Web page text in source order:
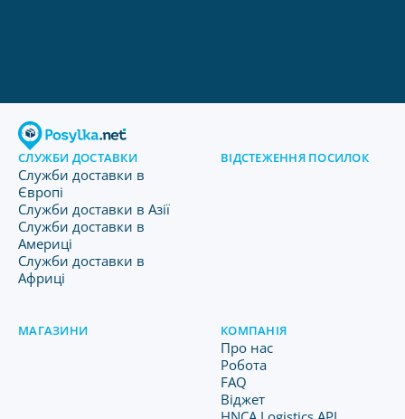
СЛУЖБИ ДОСТАВКИ
Служби доставки в
Європі
Служби доставки в Азії
Служби доставки в
Америці
Служби доставки в
Африці
ВІДСТЕЖЕННЯ ПОСИЛОК
МАГАЗИНИ КОМПАНІЯ
Про нас
Робота
FAQ
Віджет